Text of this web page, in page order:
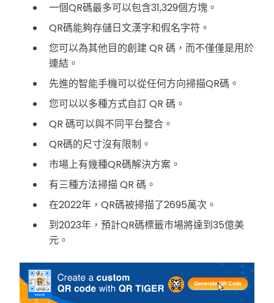
一個QR碼最多可以包含31,329個方塊。
QR碼能夠存儲日文漢字和假名字符。
您可以為其他目的創建 QR 碼，而不僅僅是用於
連結。
先進的智能手機可以從任何方向掃描QR碼。
您可以以多種方式自訂 QR 碼。
QR 碼可以與不同平台整合。
QR碼的尺寸沒有限制。
市場上有幾種QR碼解決方案。
有三種方法掃描 QR 碼。
在2022年，QR碼被掃描了2695萬次。
到2023年，預計QR碼標籤市場將達到35億美
元。